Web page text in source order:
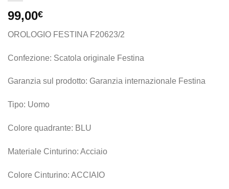
99,00€
OROLOGIO FESTINA F20623/2
Confezione: Scatola originale Festina
Garanzia sul prodotto: Garanzia internazionale Festina
Tipo: Uomo
Colore quadrante: BLU
Materiale Cinturino: Acciaio
Colore Cinturino: ACCIAIO